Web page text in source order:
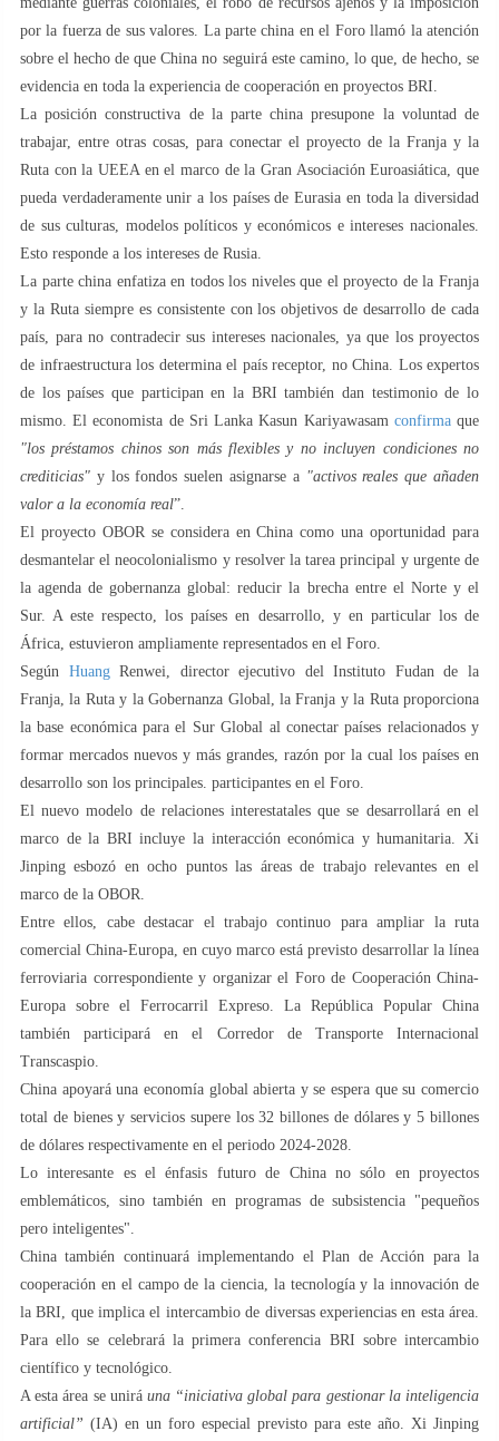
por la fuerza de sus valores. La parte china en el Foro llamó la atención
sobre el hecho de que China no seguirá este camino, lo que, de hecho, se
evidencia en toda la experiencia de cooperación en proyectos BRI.
La posición constructiva de la parte china presupone la voluntad de
trabajar, entre otras cosas, para conectar el proyecto de la Franja y la
Ruta con la UEEA en el marco de la Gran Asociación Euroasiática, que
pueda verdaderamente unir a los países de Eurasia en toda la diversidad
de sus culturas, modelos políticos y económicos e intereses nacionales.
Esto responde a los intereses de Rusia.
La parte china enfatiza en todos los niveles que el proyecto de la Franja
y la Ruta siempre es consistente con los objetivos de desarrollo de cada
país, para no contradecir sus intereses nacionales, ya que los proyectos
de infraestructura los determina el país receptor, no China. Los expertos
de los países que participan en la BRI también dan testimonio de lo
mismo. El economista de Sri Lanka Kasun Kariyawasam confirmaque
"los préstamos chinos son más flexibles y no incluyen condiciones no
crediticias" y los fondos suelen asignarse a "activos reales que añaden
valor a la economía real”.
El proyecto OBOR se considera en China como una oportunidad para
desmantelar el neocolonialismo y resolver la tarea principal y urgente de
la agenda de gobernanza global: reducir la brecha entre el Norte y el
Sur. A este respecto, los países en desarrollo, y en particular los de
África, estuvieron ampliamente representados en el Foro.
Según HuangRenwei, director ejecutivo del Instituto Fudan de la
Franja, la Ruta y la Gobernanza Global, la Franja y la Ruta proporciona
la base económica para el Sur Global al conectar países relacionados y
formar mercados nuevos y más grandes, razón por la cual los países en
desarrollo son los principales. participantes en el Foro.
El nuevo modelo de relaciones interestatales que se desarrollará en el
marco de la BRI incluye la interacción económica y humanitaria. Xi
Jinping esbozó en ocho puntos las áreas de trabajo relevantes en el
marco de la OBOR.
Entre ellos, cabe destacar el trabajo continuo para ampliar la ruta
comercial China-Europa, en cuyo marco está previsto desarrollar la línea
ferroviaria correspondiente y organizar el Foro de Cooperación China-
Europa sobre el Ferrocarril Expreso. La República Popular China
también participará en el Corredor de Transporte Internacional
Transcaspio.
China apoyará una economía global abierta y se espera que su comercio
total de bienes y servicios supere los 32 billones de dólares y 5 billones
de dólares respectivamente en el periodo 2024-2028.
Lo interesante es el énfasis futuro de China no sólo en proyectos
emblemáticos, sino también en programas de subsistencia "pequeños
pero inteligentes".
China también continuará implementando el Plan de Acción para la
cooperación en el campo de la ciencia, la tecnología y la innovación de
la BRI, que implica el intercambio de diversas experiencias en esta área.
Para ello se celebrará la primera conferencia BRI sobre intercambio
científico y tecnológico.
A esta área se unirá una “iniciativa global para gestionar la inteligencia
artificial” (IA) en un foro especial previsto para este año. Xi Jinping